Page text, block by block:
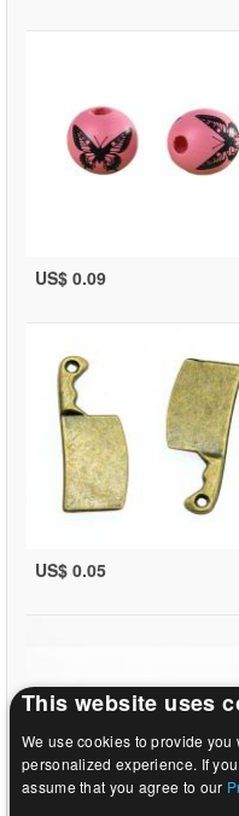
US$ 0.09
US$ 0.05
This website uses
We use cookies to provide
personalized experience. If
assume that you agree to our